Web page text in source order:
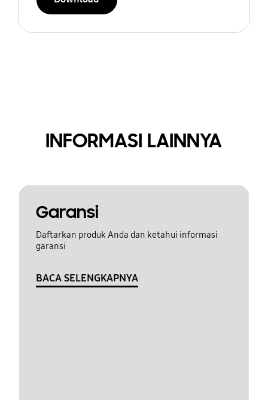
INFORMASI LAINNYA
Garansi
Daftarkan produk Anda dan ketahui informasi
garansi
BACA SELENGKAPNYA